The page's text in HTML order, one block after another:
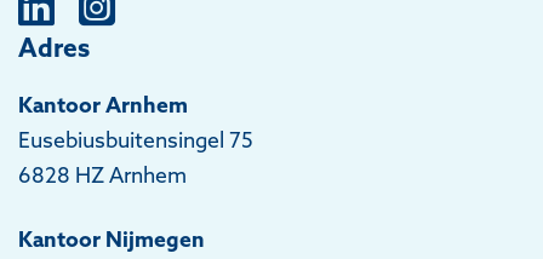
Adres
Kantoor Arnhem
Eusebiusbuitensingel 75
6828 HZ Arnhem
Kantoor Nijmegen